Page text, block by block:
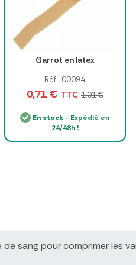
Garrot en latex
Réf : 00094
0,71 € TTC 1,01 €
En stock - Expédié en
24/48h !
sang pour comprimer les